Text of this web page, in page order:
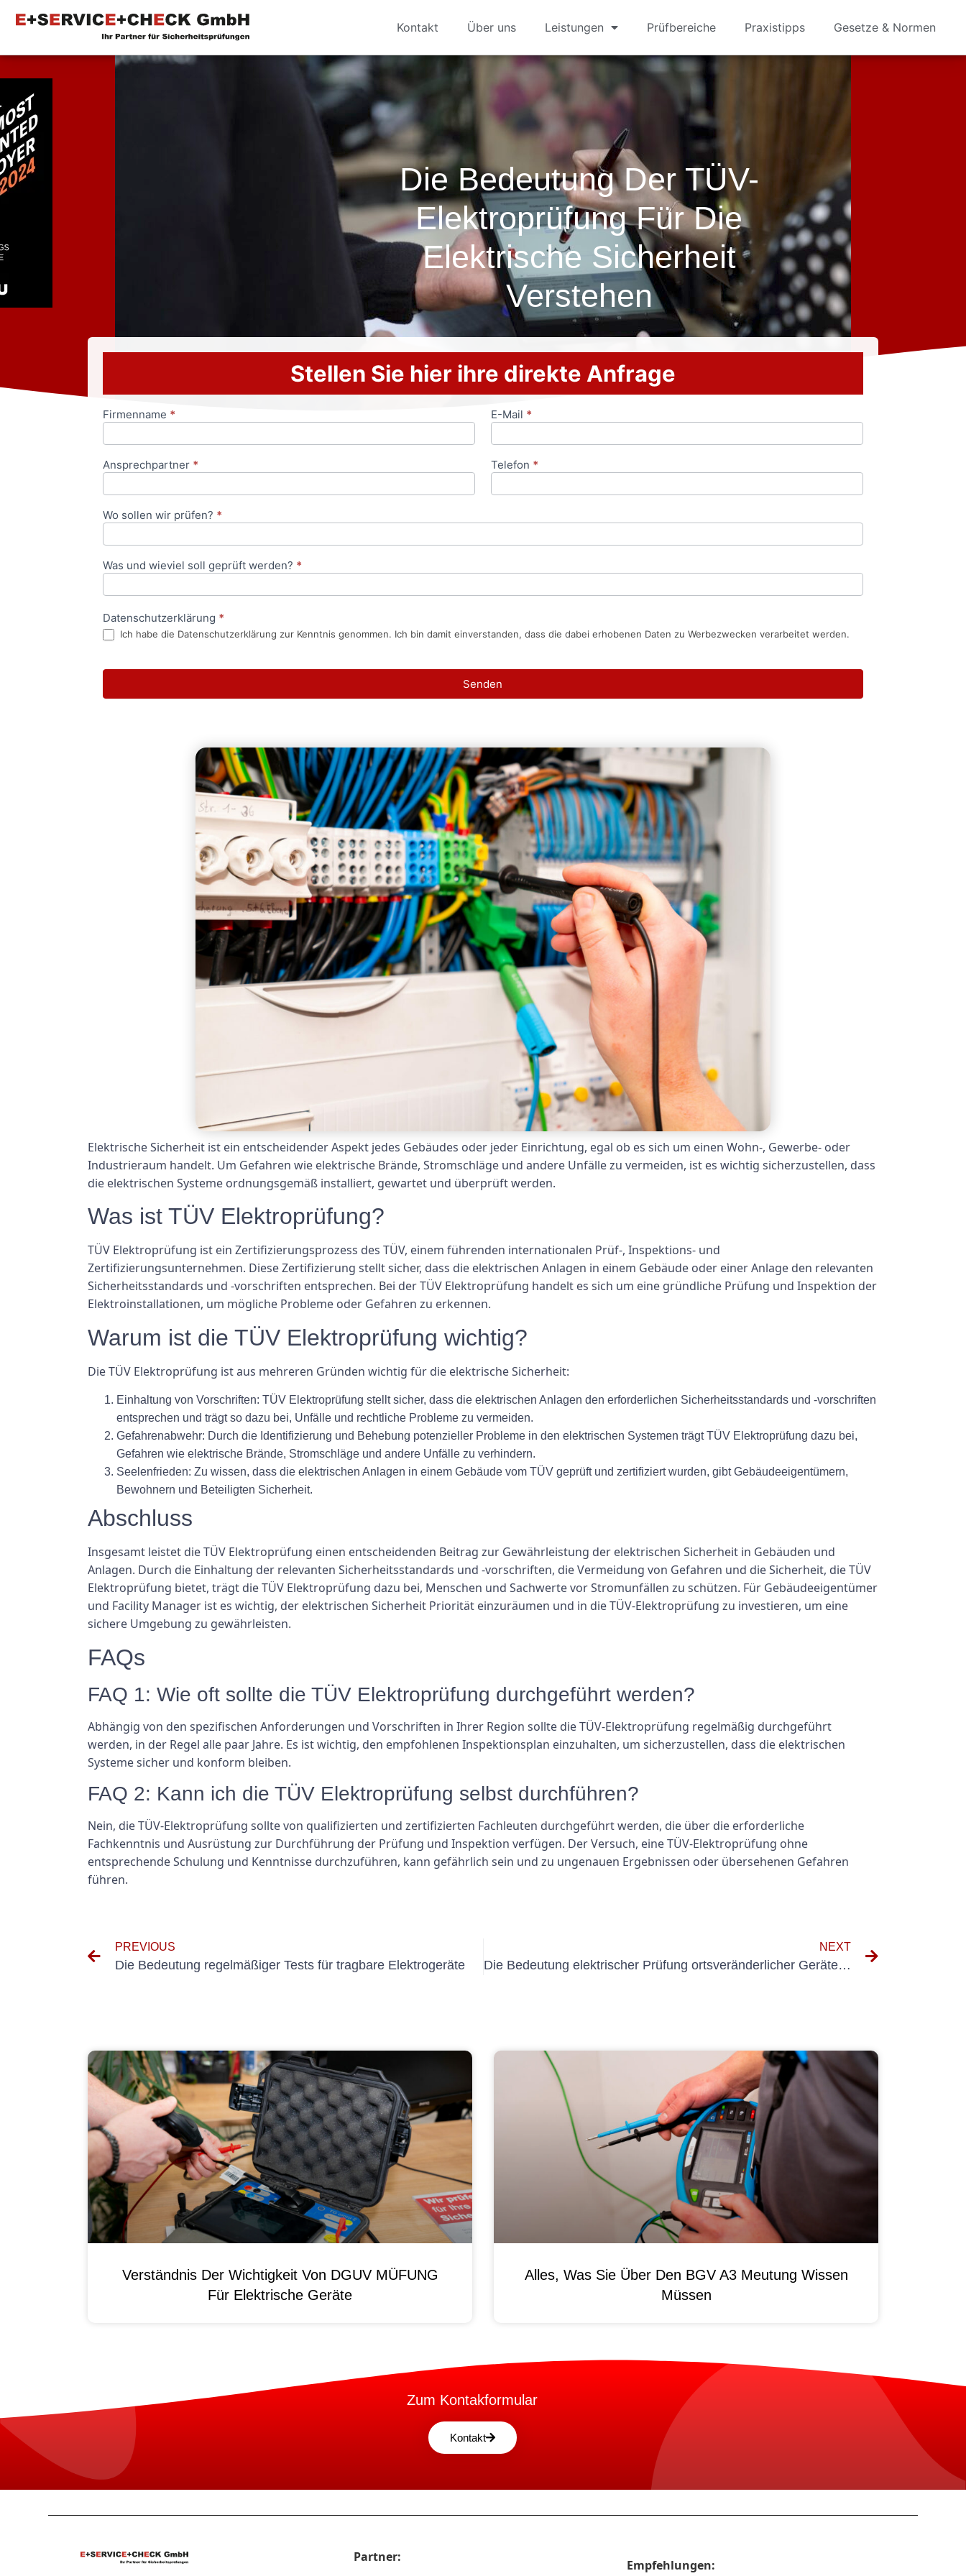
Kontakt Über uns Leistungen Prüfbereiche Praxistipps Gesetze & Normen
Die Bedeutung Der TÜV-
Elektroprüfung Für Die
Elektrische Sicherheit
Verstehen
Stellen Sie hier ihre direkte Anfrage
Anfrageformular
Firmenname * E-Mail *
Ansprechpartner * Telefon *
Wo sollen wir prüfen? *
Was und wieviel soll geprüft werden? *
Datenschutzerklärung *
Ich habe die Datenschutzerklärung zur Kenntnis genommen. Ich bin damit einverstanden, dass die dabei erhobenen Daten zu Werbezwecken verarbeitet werden.
Senden
Elektrische Sicherheit ist ein entscheidender Aspekt jedes Gebäudes oder jeder Einrichtung, egal ob es sich um einen Wohn-, Gewerbe- oder
Industrieraum handelt. Um Gefahren wie elektrische Brände, Stromschläge und andere Unfälle zu vermeiden, ist es wichtig sicherzustellen, dass
die elektrischen Systeme ordnungsgemäß installiert, gewartet und überprüft werden.
Was ist TÜV Elektroprüfung?
TÜV Elektroprüfung ist ein Zertifizierungsprozess des TÜV, einem führenden internationalen Prüf-, Inspektions- und
Zertifizierungsunternehmen. Diese Zertifizierung stellt sicher, dass die elektrischen Anlagen in einem Gebäude oder einer Anlage den relevanten
Sicherheitsstandards und -vorschriften entsprechen. Bei der TÜV Elektroprüfung handelt es sich um eine gründliche Prüfung und Inspektion der
Elektroinstallationen, um mögliche Probleme oder Gefahren zu erkennen.
Warum ist die TÜV Elektroprüfung wichtig?
Die TÜV Elektroprüfung ist aus mehreren Gründen wichtig für die elektrische Sicherheit:
Einhaltung von Vorschriften: TÜV Elektroprüfung stellt sicher, dass die elektrischen Anlagen den erforderlichen Sicherheitsstandards und -vorschriften
entsprechen und trägt so dazu bei, Unfälle und rechtliche Probleme zu vermeiden.
Gefahrenabwehr: Durch die Identifizierung und Behebung potenzieller Probleme in den elektrischen Systemen trägt TÜV Elektroprüfung dazu bei,
Gefahren wie elektrische Brände, Stromschläge und andere Unfälle zu verhindern.
Seelenfrieden: Zu wissen, dass die elektrischen Anlagen in einem Gebäude vom TÜV geprüft und zertifiziert wurden, gibt Gebäudeeigentümern,
Bewohnern und Beteiligten Sicherheit.
Abschluss
Insgesamt leistet die TÜV Elektroprüfung einen entscheidenden Beitrag zur Gewährleistung der elektrischen Sicherheit in Gebäuden und
Anlagen. Durch die Einhaltung der relevanten Sicherheitsstandards und -vorschriften, die Vermeidung von Gefahren und die Sicherheit, die TÜV
Elektroprüfung bietet, trägt die TÜV Elektroprüfung dazu bei, Menschen und Sachwerte vor Stromunfällen zu schützen. Für Gebäudeeigentümer
und Facility Manager ist es wichtig, der elektrischen Sicherheit Priorität einzuräumen und in die TÜV-Elektroprüfung zu investieren, um eine
sichere Umgebung zu gewährleisten.
FAQs
FAQ 1: Wie oft sollte die TÜV Elektroprüfung durchgeführt werden?
Abhängig von den spezifischen Anforderungen und Vorschriften in Ihrer Region sollte die TÜV-Elektroprüfung regelmäßig durchgeführt
werden, in der Regel alle paar Jahre. Es ist wichtig, den empfohlenen Inspektionsplan einzuhalten, um sicherzustellen, dass die elektrischen
Systeme sicher und konform bleiben.
FAQ 2: Kann ich die TÜV Elektroprüfung selbst durchführen?
Nein, die TÜV-Elektroprüfung sollte von qualifizierten und zertifizierten Fachleuten durchgeführt werden, die über die erforderliche
Fachkenntnis und Ausrüstung zur Durchführung der Prüfung und Inspektion verfügen. Der Versuch, eine TÜV-Elektroprüfung ohne
entsprechende Schulung und Kenntnisse durchzuführen, kann gefährlich sein und zu ungenauen Ergebnissen oder übersehenen Gefahren
führen.
PREVIOUS
Die Bedeutung regelmäßiger Tests für tragbare Elektrogeräte
NEXT
Die Bedeutung elektrischer Prüfung ortsveränderlicher Geräte für die Gewährleistung der Sicherheit am Arbeitsplatz
Verständnis Der Wichtigkeit Von DGUV MÜFUNG
Für Elektrische Geräte
Alles, Was Sie Über Den BGV A3 Meutung Wissen
Müssen
Zum Kontakformular
Kontakt
Partner:
Empfehlungen: